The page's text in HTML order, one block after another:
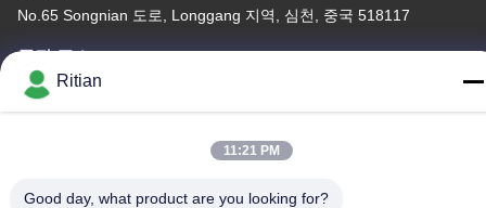
No.65 Songnian 도로, Longgang 지역, 심천, 중국 518117
공장 주소
No.65 Songnian 도로, Longgang 지역, 심천, 중국 518117
Ritian
11:21 PM
Good day, what product are you looking for?